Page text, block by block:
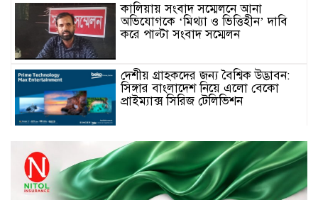
কালিয়ায় সংবাদ সম্মেলনে আনা
অভিযোগকে ‘মিথ্যা ও ভিত্তিহীন’ দাবি
করে পাল্টা সংবাদ সম্মেলন
দেশীয় গ্রাহকদের জন্য বৈশ্বিক উদ্ভাবন:
সিঙ্গার বাংলাদেশ নিয়ে এলো বেকো
প্রাইম্যাক্স সিরিজ টেলিভিশন
স্মার্টফোন ডিসপ্লেতে নতুন যুগ: ০ মিমি
বর্ডারলেস কনসেপ্ট আনল টেকনো